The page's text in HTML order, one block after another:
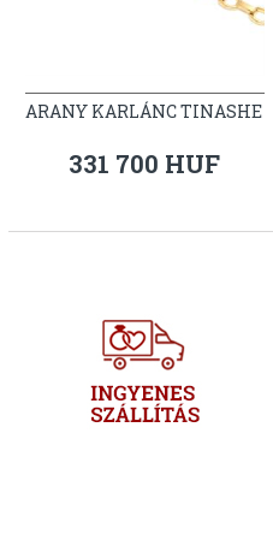
ARANY KARLÁNC TINASHE
331 700 HUF